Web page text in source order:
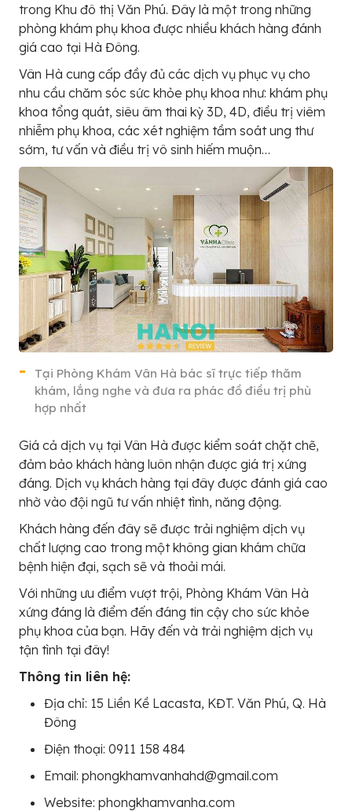
trong Khu đô thị Văn Phú. Đây là một trong những
phòng khám phụ khoa được nhiều khách hàng đánh
giá cao tại Hà Đông.
Vân Hà cung cấp đầy đủ các dịch vụ phục vụ cho
nhu cầu chăm sóc sức khỏe phụ khoa như: khám phụ
khoa tổng quát, siêu âm thai kỳ 3D, 4D, điều trị viêm
nhiễm phụ khoa, các xét nghiệm tầm soát ung thư
sớm, tư vấn và điều trị vô sinh hiếm muộn…
Tại Phòng Khám Vân Hà bác sĩ trực tiếp thăm
khám, lắng nghe và đưa ra phác đồ điều trị phù
hợp nhất
Giá cả dịch vụ tại Vân Hà được kiểm soát chặt chẽ,
đảm bảo khách hàng luôn nhận được giá trị xứng
đáng. Dịch vụ khách hàng tại đây được đánh giá cao
nhờ vào đội ngũ tư vấn nhiệt tình, năng động.
Khách hàng đến đây sẽ được trải nghiệm dịch vụ
chất lượng cao trong một không gian khám chữa
bệnh hiện đại, sạch sẽ và thoải mái.
Với những ưu điểm vượt trội, Phòng Khám Vân Hà
xứng đáng là điểm đến đáng tin cậy cho sức khỏe
phụ khoa của bạn. Hãy đến và trải nghiệm dịch vụ
tận tình tại đây!
Thông tin liên hệ:
Địa chỉ: 15 Liền Kề Lacasta, KĐT. Văn Phú, Q. Hà
Đông
Điện thoại: 0911 158 484
Email: phongkhamvanhahd@gmail.com
Website: phongkhamvanha.com